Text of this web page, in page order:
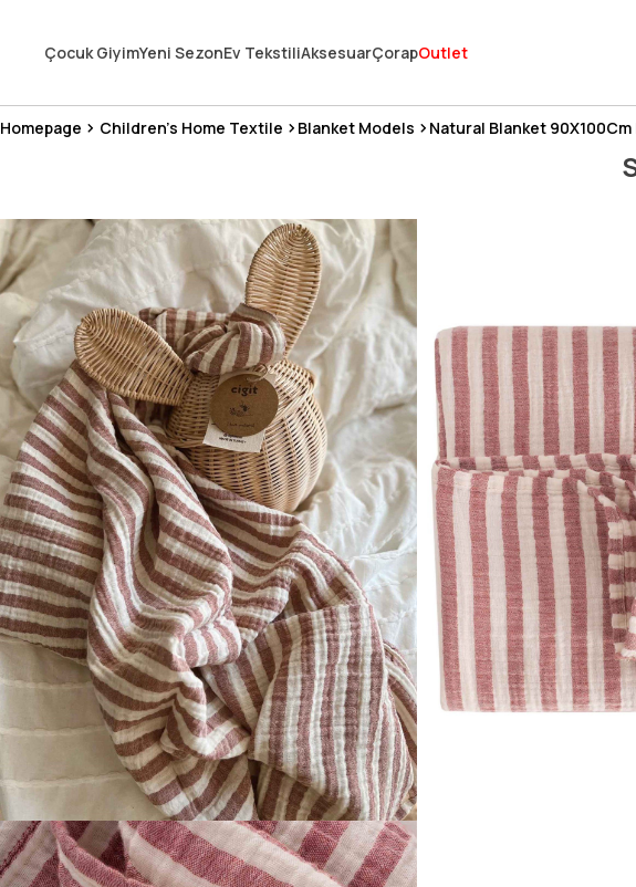
300₺ ve Üzeri Alışverişlerde Kargo Ücretsiz !
Koşulsuz Şartsız İade İmkanı
Çocuk GiyimYeni SezonEv TekstiliAksesuarÇorapOutlet
Homepage Children's Home Textile Blanket Models Natural Blanket 90X100Cm